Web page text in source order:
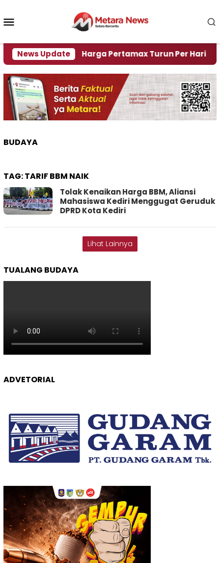
konten
News Update
Air Harga Pertamax Turun Per Hari Ini,
BUDAYA
TAG:TARIF BBM NAIK
Tolak Kenaikan Harga BBM, Aliansi
Mahasiswa Kediri Menggugat Geruduk
DPRD Kota Kediri
Lihat Lainnya
TUALANG BUDAYA
ADVETORIAL